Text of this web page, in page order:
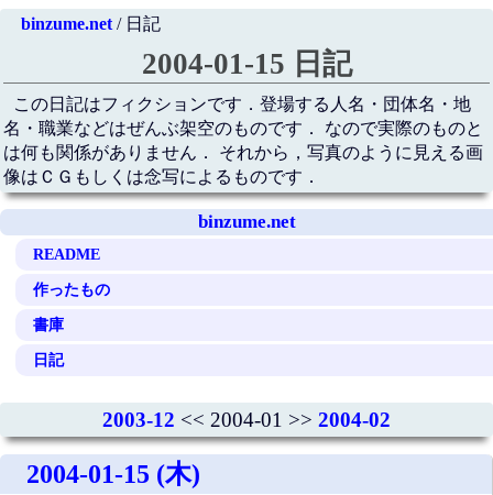
binzume.net/ 日記
2004-01-15 日記
この日記はフィクションです．登場する人名・団体名・地
名・職業などはぜんぶ架空のものです． なので実際のものと
は何も関係がありません． それから，写真のように見える画
像はＣＧもしくは念写によるものです．
binzume.net
README
作ったもの
書庫
日記
2003-12 << 2004-01 >> 2004-02
2004-01-15 (木)